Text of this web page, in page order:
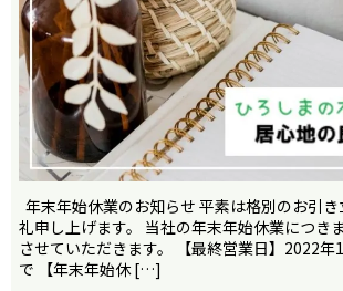
年末年始休業のお知らせ 平素は格別のお引
礼申し上げます。 当社の年末年始休業につき
させていただきます。 【最終営業日】2022年
で 【年末年始休 […]